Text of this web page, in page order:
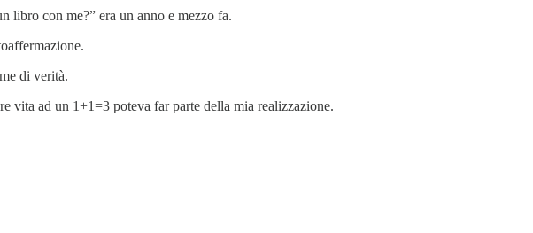
libro con me?” era un anno e mezzo fa.
di verità.
vita ad un 1+1=3 poteva far parte della mia realizzazione.